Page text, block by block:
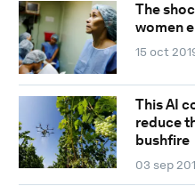
The
women
15 oct
This AI
reduce
bushfire
03 sep